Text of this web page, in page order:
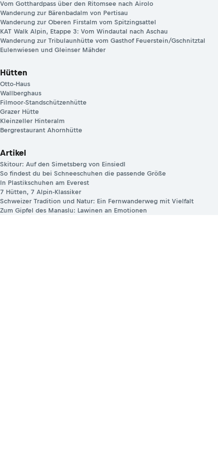
Vom Gotthardpass über den Ritomsee nach Airolo
Wanderung zur Bärenbadalm von Pertisau
Wanderung zur Oberen Firstalm vom Spitzingsattel
KAT Walk Alpin, Etappe 3: Vom Windautal nach Aschau
Wanderung zur Tribulaunhütte vom Gasthof Feuerstein/Gschnitztal
Eulenwiesen und Gleinser Mähder
Hütten
Otto-Haus
Wallberghaus
Filmoor-Standschützenhütte
Grazer Hütte
Kleinzeller Hinteralm
Bergrestaurant Ahornhütte
Artikel
Skitour: Auf den Simetsberg von Einsiedl
So findest du bei Schneeschuhen die passende Größe
In Plastikschuhen am Everest
7 Hütten, 7 Alpin-Klassiker
Schweizer Tradition und Natur: Ein Fernwanderweg mit Vielfalt
Zum Gipfel des Manaslu: Lawinen an Emotionen